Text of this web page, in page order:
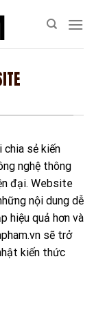
chia sẻ kiến
nghệ thông
đại. Website
nội dung dễ
hiệu quả hơn và
sẽ trở
kiến thức